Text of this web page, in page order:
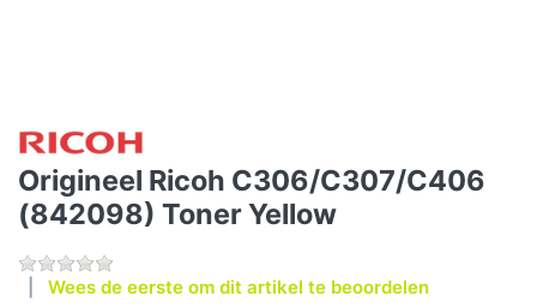
Origineel Ricoh C306/C307/C406
(842098) Toner Yellow
Wees de eerste om dit artikel te beoordelen